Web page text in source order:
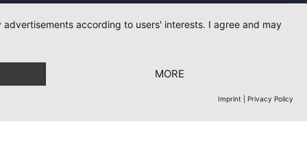
according to users' interests. I agree and may
MORE
Imprint Privacy Policy